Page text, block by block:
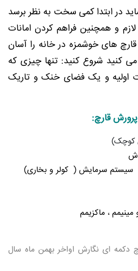
در ابتدا کمی سخت به نظر برسد
و همچنین فراهم کردن امانات
های خوشمزه در خانه را آسان
کنید شروع کنید: تنها چیزی که
اولیه و یک فضای خنک و تاریک
پرورش قارچ:
کوچک)
سرمایش ( کولر و بخاری)
، ماکزیمم
دکمه ای نگارش اواخر بهمن ماه سال